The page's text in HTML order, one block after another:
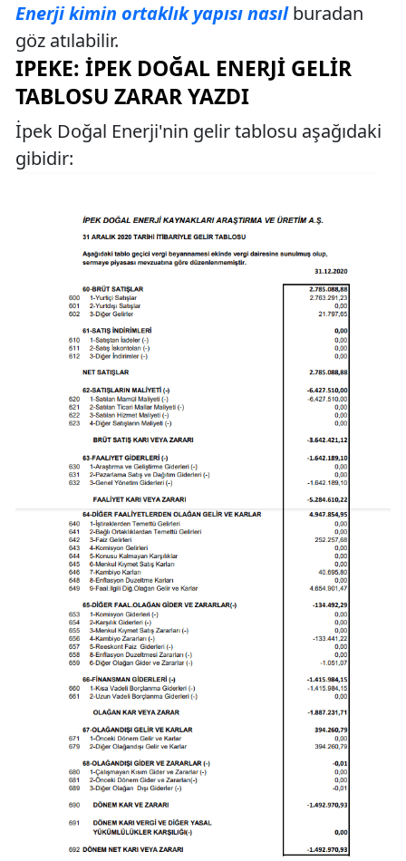
Enerji kimin ortaklık yapısı nasılburadan
göz atılabilir.
IPEKE: İPEK DOĞAL ENERJI GELIR
TABLOSU ZARAR YAZDI
İpek Doğal Enerji'nin gelir tablosu aşağıdaki
gibidir: